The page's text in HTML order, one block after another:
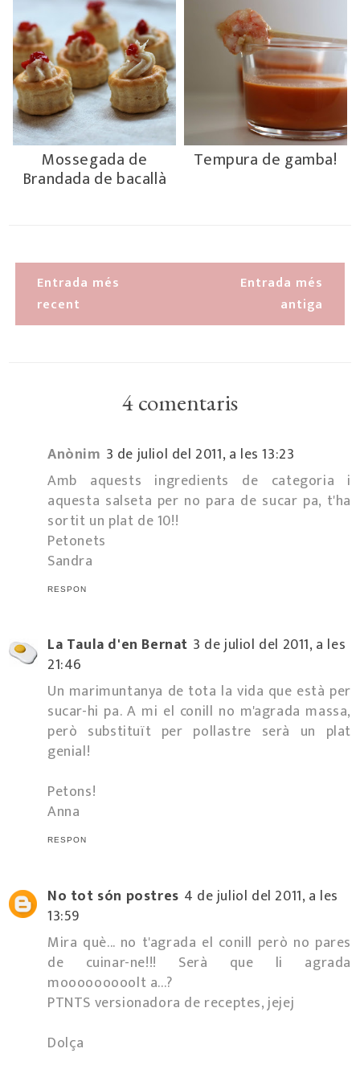
Mossegada de
Brandada de bacallà
Tempura de gamba!
Entrada més
recent
Entrada més
antiga
4 comentaris
Anònim 3 de juliol del 2011, a les 13:23
Amb aquests ingredients de categoria i
aquesta salseta per no para de sucar pa, t'ha
sortit un plat de 10!!
Petonets
Sandra
RESPON
La Taula d'en Bernat 3 de juliol del 2011, a les
21:46
Un marimuntanya de tota la vida que està per
sucar-hi pa. A mi el conill no m'agrada massa,
però substituït per pollastre serà un plat
genial!
Petons!
Anna
RESPON
No tot són postres 4 de juliol del 2011, a les
13:59
Mira què... no t'agrada el conill però no pares
de cuinar-ne!!! Serà que li agrada
mooooooooolt a...?
PTNTS versionadora de receptes, jejej
Dolça